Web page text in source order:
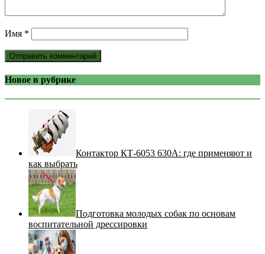
Имя *
Новое в рубрике
Контактор КТ-6053 630А: где применяют и
как выбрать
Подготовка молодых собак по основам
воспитательной дрессировки